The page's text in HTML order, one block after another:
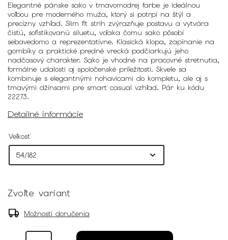
Elegantné pánske sako v tmavomodrej farbe je ideálnou
voľbou pre moderného muža, ktorý si potrpí na štýl a
precízny vzhľad. Slim fit strih zvýrazňuje postavu a vytvára
čistú, sofistikovanú siluetu, vďaka čomu sako pôsobí
sebavedomo a reprezentatívne. Klasická klopa, zapínanie na
gombíky a praktické predné vrecká podčiarkujú jeho
nadčasový charakter. Sako je vhodné na pracovné stretnutia,
formálne udalosti aj spoločenské príležitosti. Skvele sa
kombinuje s elegantnými nohavicami do kompletu, ale aj s
tmavými džínsami pre smart casual vzhľad. Pár ku kódu
22273.
Detailné informácie
Veľkosť
Zvoľte variant
Možnosti doručenia